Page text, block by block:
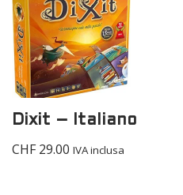
Dixit – Italiano
CHF29.00 IVA inclusa